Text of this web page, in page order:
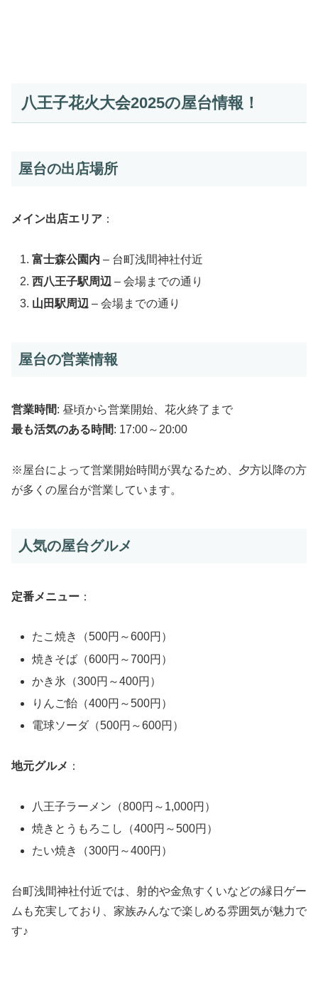
八王子花火大会2025の屋台情報！
屋台の出店場所
メイン出店エリア ：
富士森公園内 – 台町浅間神社付近
西八王子駅周辺 – 会場までの通り
山田駅周辺 – 会場までの通り
屋台の営業情報
営業時間: 昼頃から営業開始、花火終了まで
最も活気のある時間: 17:00～20:00
※屋台によって営業開始時間が異なるため、夕方以降の方
が多くの屋台が営業しています。
人気の屋台グルメ
定番メニュー ：
たこ焼き（500円～600円）
焼きそば（600円～700円）
かき氷（300円～400円）
りんご飴（400円～500円）
電球ソーダ（500円～600円）
地元グルメ ：
八王子ラーメン（800円～1,000円）
焼きとうもろこし（400円～500円）
たい焼き（300円～400円）
台町浅間神社付近では、射的や金魚すくいなどの縁日ゲー
ムも充実しており、家族みんなで楽しめる雰囲気が魅力で
す♪